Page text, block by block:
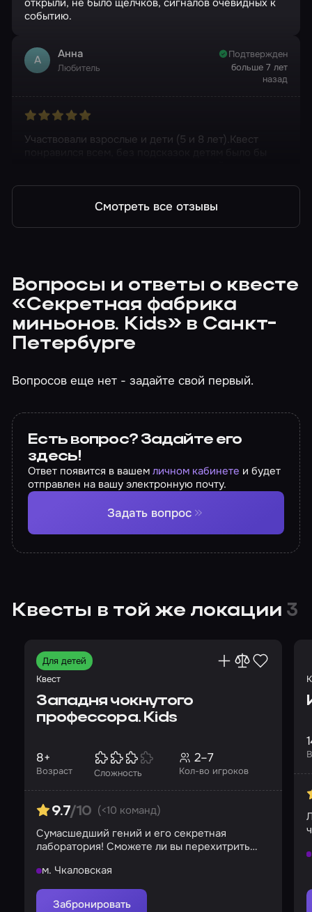
открыли, не было щелчков, сигналов очевидных к
событию.
А Анна
Любитель
Подтвержден
больше 7 лет
назад
Участвовали взрослые и дети (5 и 8 лет).Квест
Смотреть все отзывы
Вопросы и ответы о квесте
«Секретная фабрика
миньонов. Kids» в Санкт-
Петербурге
Вопросов еще нет - задайте свой первый.
Есть вопрос? Задайте его
здесь!
Ответ появится в вашемличном кабинете и будет
отправлен на вашу электронную почту.
Задать вопрос
Квесты в той же локации 3
Для детей
Квест
Западня чокнутого
профессора. Kids
Возраст
8+
Сложность Кол-во игроков
2–7
9.7/10 (<10 команд)
Сумасшедший гений и его секретная
лаборатория! Сможете ли вы перехитрить
м. Чкаловская
Забронировать